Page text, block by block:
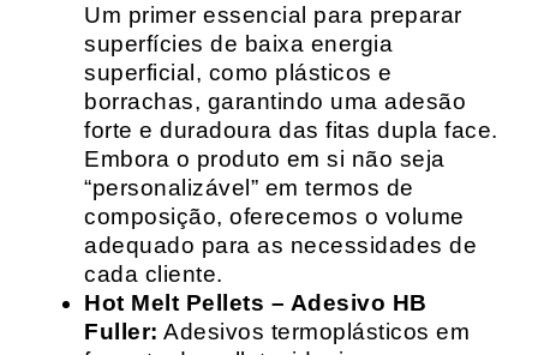
Um primer essencial para preparar
superfícies de baixa energia
superficial, como plásticos e
borrachas, garantindo uma adesão
forte e duradoura das fitas dupla face.
Embora o produto em si não seja
“personalizável” em termos de
composição, oferecemos o volume
adequado para as necessidades de
cada cliente.
Hot Melt Pellets – Adesivo HB
Fuller: Adesivos termoplásticos em